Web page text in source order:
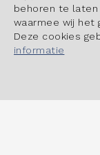
behoren te laten
waarmee wij het
Deze cookies
informatie